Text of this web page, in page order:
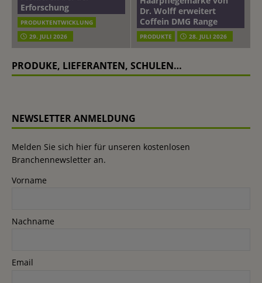
Erforschung
PRODUKTENTWICKLUNG
29. JULI 2026
Dr. Wolff erweitert
Coffein DMG Range
PRODUKTE 28. JULI 2026
PRODUKE, LIEFERANTEN, SCHULEN…
NEWSLETTER ANMELDUNG
Melden Sie sich hier für unseren kostenlosen
Branchennewsletter an.
Vorname
Nachname
Email